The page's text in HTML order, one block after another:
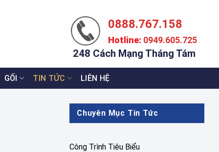
0888.767.158
Hotline: 0949.605.725
248 Cách Mạng Tháng Tám
GỐI TIN TỨC LIÊN HỆ
Chuyên Mục Tin Tức
Công Trình Tiêu Biểu